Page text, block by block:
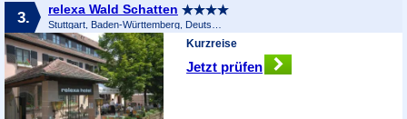
3. relexa Wald Schatten
Kurzreise
Jetzt prüfen